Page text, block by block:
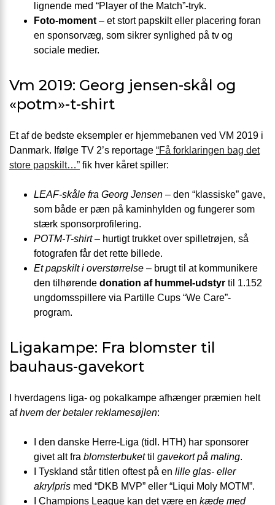
lignende med “Player of the Match”-tryk.
Foto-moment – et stort papskilt eller placering foran
en sponsorvæg, som sikrer synlighed på tv og
sociale medier.
Vm 2019: Georg jensen-skål og
«potm»-t-shirt
Et af de bedste eksempler er hjemmebanen ved VM 2019 i
Danmark. Ifølge TV 2’s reportage “Få forklaringen bag det
store papskilt…” fik hver kåret spiller:
LEAF-skåle fra Georg Jensen – den “klassiske” gave,
som både er pæn på kaminhylden og fungerer som
stærk sponsorprofilering.
POTM-T-shirt– hurtigt trukket over spilletrøjen, så
fotografen får det rette billede.
Et papskilt i overstørrelse – brugt til at kommunikere
den tilhørende donation af hummel-udstyr til 1.152
ungdomsspillere via Partille Cups “We Care”-
program.
Ligakampe: Fra blomster til
bauhaus-gavekort
I hverdagens liga- og pokalkampe afhænger præmien helt
afhvem der betaler reklamesøjlen:
I den danske Herre-Liga (tidl. HTH) har sponsorer
givet alt fra blomsterbukettil gavekort på maling.
I Tyskland står titlen oftest på en lille glas- eller
akrylpris med “DKB MVP” eller “Liqui Moly MOTM”.
I Champions League kan det være en kæde med